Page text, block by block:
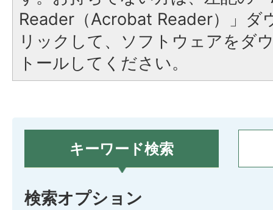
Reader（Acrobat Reader）」ダ
リックして、ソフトウェアをダ
トールしてください。
キーワード検索
検索オプション